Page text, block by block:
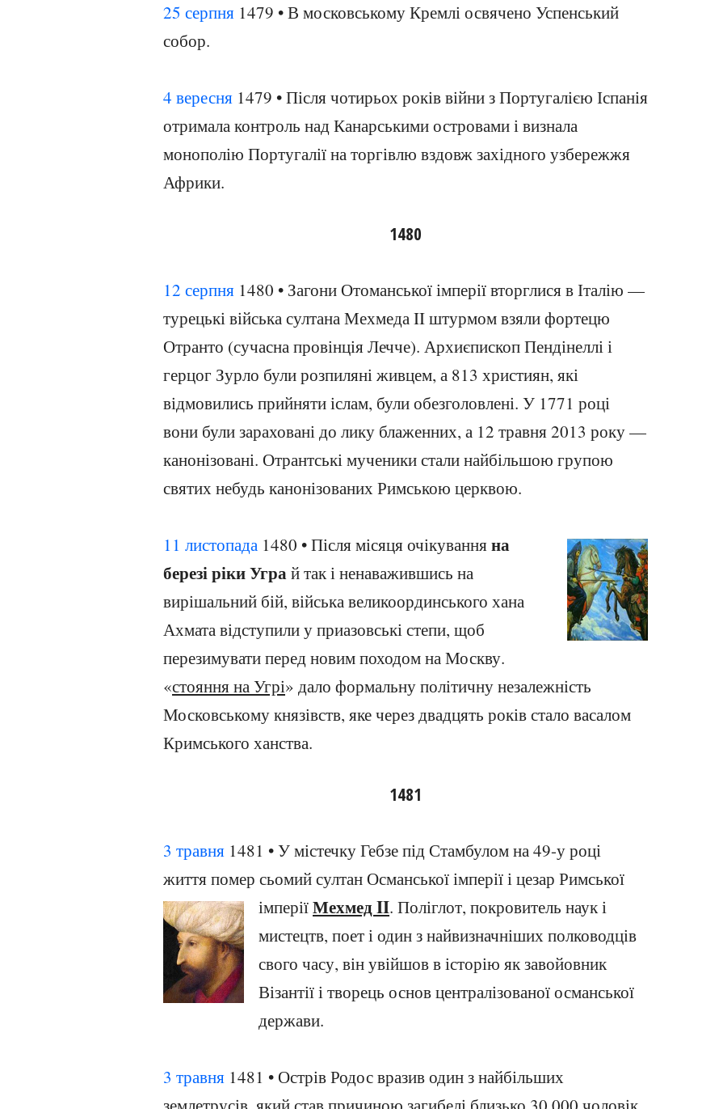
25 серпня 1479 • В московському Кремлі освячено Успенський
собор.
4 вересня 1479 • Після чотирьох років війни з Португалією Іспанія
отримала контроль над Канарськими островами і визнала
монополію Португалії на торгівлю вздовж західного узбережжя
Африки.
1480
12 серпня 1480 • Загони Отоманської імперії вторглися в Італію —
турецькі війська султана Мехмеда II штурмом взяли фортецю
Отранто (сучасна провінція Лечче). Архиєпископ Пендінеллі і
герцог Зурло були розпиляні живцем, а 813 християн, які
відмовились прийняти іслам, були обезголовлені. У 1771 році
вони були зараховані до лику блаженних, а 12 травня 2013 року —
канонізовані. Отрантські мученики стали найбільшою групою
святих небудь канонізованих Римською церквою.
11 листопада 1480 • Після місяця очікуванняна
березі ріки Уграй так і ненаважившись на
вирішальний бій, війська великоординського хана
Ахмата відступили у приазовські степи, щоб
перезимувати перед новим походом на Москву.
«стояння на Угрі» дало формальну політичну незалежність
Московському князівств, яке через двадцять років стало васалом
Кримського ханства.
1481
3 травня 1481 • У містечку Гебзе під Стамбулом на 49-у році
життя помер сьомий султан Османської імперії і цезар Римської
імперіїМехмед II. Поліглот, покровитель наук і
мистецтв, поет і один з найвизначніших полководців
свого часу, він увійшов в історію як завойовник
Візантії і творець основ централізованої османської
держави.
3 травня 1481 • Острів Родос вразив один з найбільших